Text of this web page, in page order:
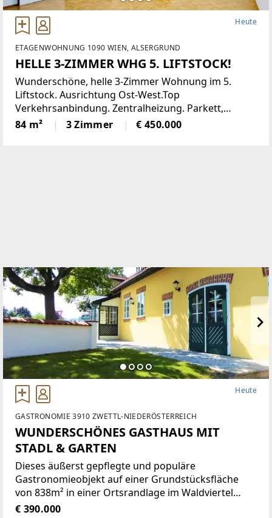
Heute
ETAGENWOHNUNG 1090 WIEN, ALSERGRUND
HELLE 3-ZIMMER WHG 5. LIFTSTOCK!
Wunderschöne, helle 3-Zimmer Wohnung im 5.
Liftstock. Ausrichtung Ost-West.Top
Verkehrsanbindung. Zentralheizung. Parkett,
Jalousien, Abstellraum. Kellerabteil.Diese
lichtdurchflutete Etagenwohnung bietet reichlich
84 m² 3 Zimmer € 450.000
Heute
GASTRONOMIE 3910 ZWETTL-NIEDERÖSTERREICH
WUNDERSCHÖNES GASTHAUS MIT
STADL & GARTEN
Dieses äußerst gepflegte und populäre
Gastronomieobjekt auf einer Grundstücksfläche
von 838m² in einer Ortsrandlage im Waldviertel
bietet eine Vielzahl von Nutzungsmöglichkeiten wie
€ 390.000